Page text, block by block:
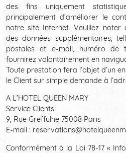
des fins uniquement
principalement d’améliorer le
notre site Internet. Veuillez noter
des données supplémentaires,
postales et e-mail, numéro de
fournirez volontairement en
Toute prestation fera l’objet d’un
le Client sur simple demande à
A L’HOTEL QUEEN MARY
Service Clients
9, Rue Greffulhe 75008 Paris
E-mail :
Conformément à la Loi 78-17 «